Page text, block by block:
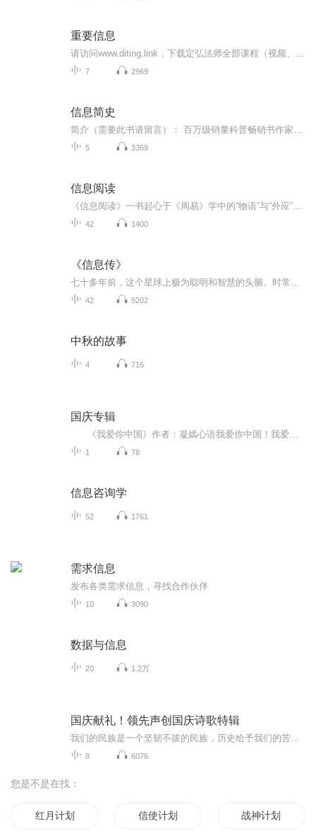
重要信息
7 2969
信息简史
5 3369
信息阅读
42 1400
《信息传》
42 9202
中秋的故事
4 716
国庆专辑
1 78
信息咨询学
52 1761
需求信息
发布各类需求信息，寻找合作伙伴
10 3090
数据与信息
20 1.2万
国庆献礼！领先声创国庆诗歌特辑
8 6076
您是不是在找：
红月计划 信使计划 战神计划